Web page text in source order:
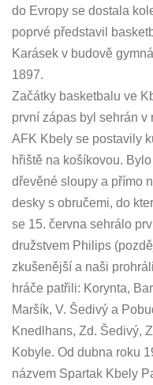
do Evropy se dostala
poprvé představil
Karásek v budově
1897.
Začátky basketbalu ve
první zápas byl sehrán v
AFK Kbely se postavily
hřiště na košíkovou.
dřevěné sloupy a přímo
desky s obručemi, do
se 15. června sehrálo
družstvem Philips
zkušenější a naši
hráče patřili: Korynta,
Maršík, V. Šedivý a
Knedlhans, Zd. Šedivý,
Kobyle. Od dubna roku
názvem Spartak Kbely